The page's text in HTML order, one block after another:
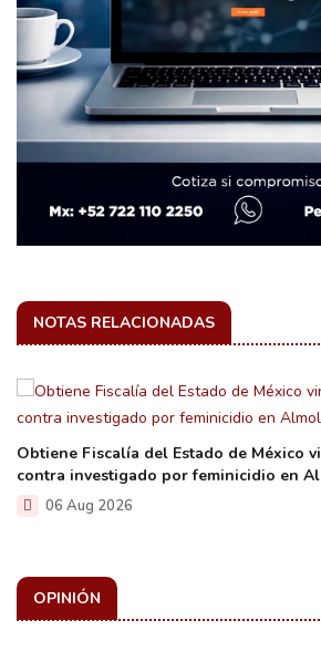
NOTAS RELACIONADAS
Obtiene Fiscalía del Estado de México
contra investigado por feminicidio en
06 Aug 2026
OPINIÓN